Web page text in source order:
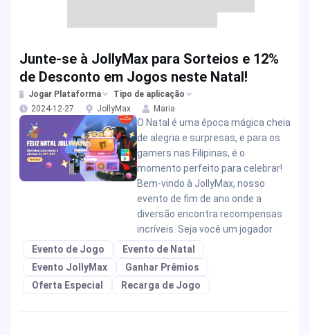
Junte-se à JollyMax para Sorteios e 12%
de Desconto em Jogos neste Natal!
Jogar Plataforma
Tipo de aplicação
2024-12-27
JollyMax Maria
O Natal é uma época mágica cheia
de alegria e surpresas, e para os
gamers nas Filipinas, é o
momento perfeito para celebrar!
Bem-vindo à JollyMax, nosso
evento de fim de ano onde a
diversão encontra recompensas
incríveis. Seja você um jogador
Evento de Jogo
Evento de Natal
Evento JollyMax
Ganhar Prêmios
Oferta Especial
Recarga de Jogo